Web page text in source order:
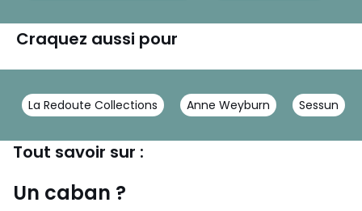
Craquez aussi pour
La Redoute Collections Anne Weyburn Sessun
Tout savoir sur :
Un caban ?